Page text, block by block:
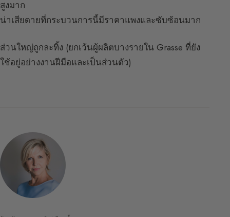
สูงมาก
น่าเสียดายที่กระบวนการนี้มีราคาแพงและซับซ้อนมาก
ส่วนใหญ่ถูกละทิ้ง (ยกเว้นผู้ผลิตบางรายใน Grasse ที่ยัง
ใช้อยู่อย่างงานฝีมือและเป็นส่วนตัว)